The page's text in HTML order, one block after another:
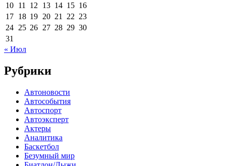
10 11 12 13 14 15 16
17 18 19 20 21 22 23
24 25 26 27 28 29 30
31
« Июл
Рубрики
Автоновости
Автособытия
Автоспорт
Автоэксперт
Актеры
Аналитика
Баскетбол
Безумный мир